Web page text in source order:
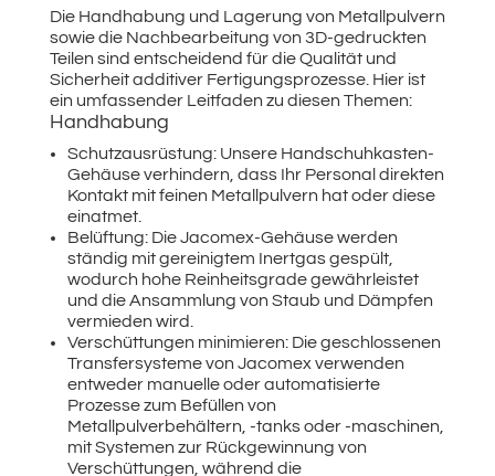
Die Handhabung und Lagerung von Metallpulvern
sowie die Nachbearbeitung von 3D-gedruckten
Teilen sind entscheidend für die Qualität und
Sicherheit additiver Fertigungsprozesse. Hier ist
ein umfassender Leitfaden zu diesen Themen:
Handhabung
Schutzausrüstung: Unsere Handschuhkasten-
Gehäuse verhindern, dass Ihr Personal direkten
Kontakt mit feinen Metallpulvern hat oder diese
einatmet.
Belüftung: Die Jacomex-Gehäuse werden
ständig mit gereinigtem Inertgas gespült,
wodurch hohe Reinheitsgrade gewährleistet
und die Ansammlung von Staub und Dämpfen
vermieden wird.
Verschüttungen minimieren: Die geschlossenen
Transfersysteme von Jacomex verwenden
entweder manuelle oder automatisierte
Prozesse zum Befüllen von
Metallpulverbehältern, -tanks oder -maschinen,
mit Systemen zur Rückgewinnung von
Verschüttungen, während die